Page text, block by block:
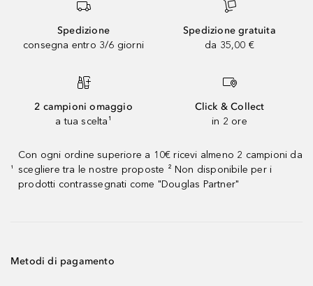
Spedizione
consegna entro 3/6 giorni
Spedizione gratuita
da 35,00 €
2 campioni omaggio
a tua scelta¹
Click & Collect
in 2 ore
¹
Con ogni ordine superiore a 10€ ricevi almeno 2 campioni da
scegliere tra le nostre proposte ² Non disponibile per i
prodotti contrassegnati come "Douglas Partner"
Metodi di pagamento